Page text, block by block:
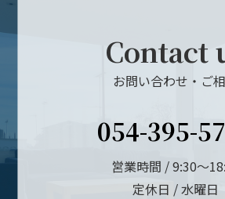
Contact
お問い合わせ・ご
054-395-
営業時間 / 9:30～
定休日 / 水曜日